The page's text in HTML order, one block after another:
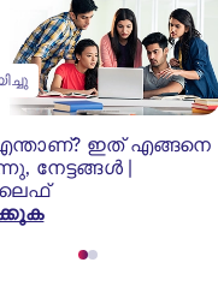
ഇത് എങ്ങനെ
നേട്ടങ്ങൾ |